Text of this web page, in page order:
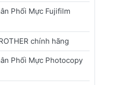
Phối Mực Fujifilm
chính hãng
Phối Mực Photocopy